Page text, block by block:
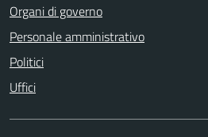
Organi di governo
Personale amministrativo
Politici
Uffici